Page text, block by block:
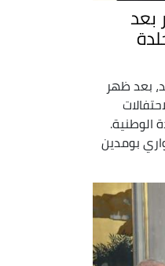
بعد
بعد ظهر
الوطنية.
بومدين